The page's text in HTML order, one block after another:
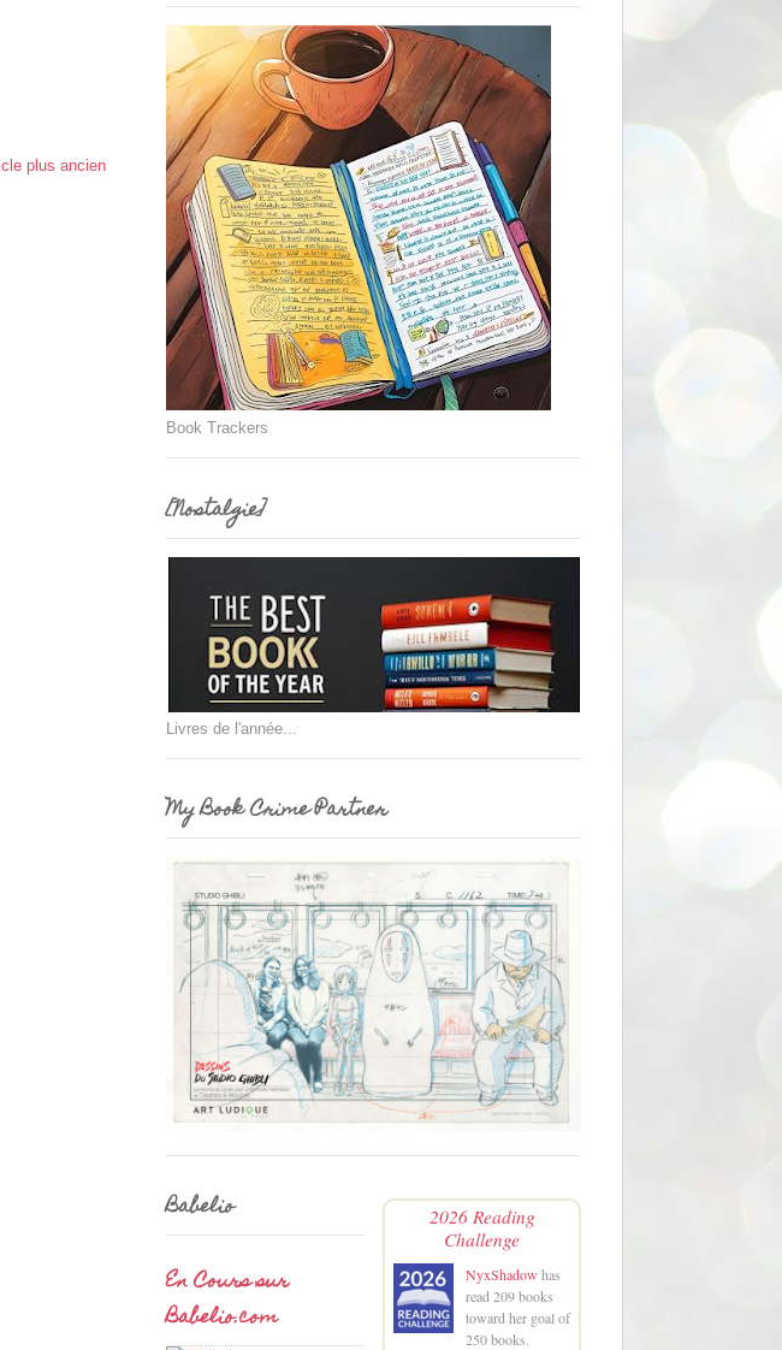
plus ancien
Book Trackers
[Nostalgie]
Livres de l'année...
My Book Crime Partner
Babelio
En Cours sur
Babelio.com
2026 Reading
Challenge
NyxShadow has
read 209 books
toward her goal of
250 books.